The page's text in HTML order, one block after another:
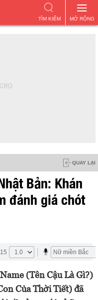
MỞ RỘNG
TÌM KIẾM
QUAY LẠI
Bản: Khán
đánh giá chót
(Tên Cậu Là Gì?)
Của Thời Tiết) đã